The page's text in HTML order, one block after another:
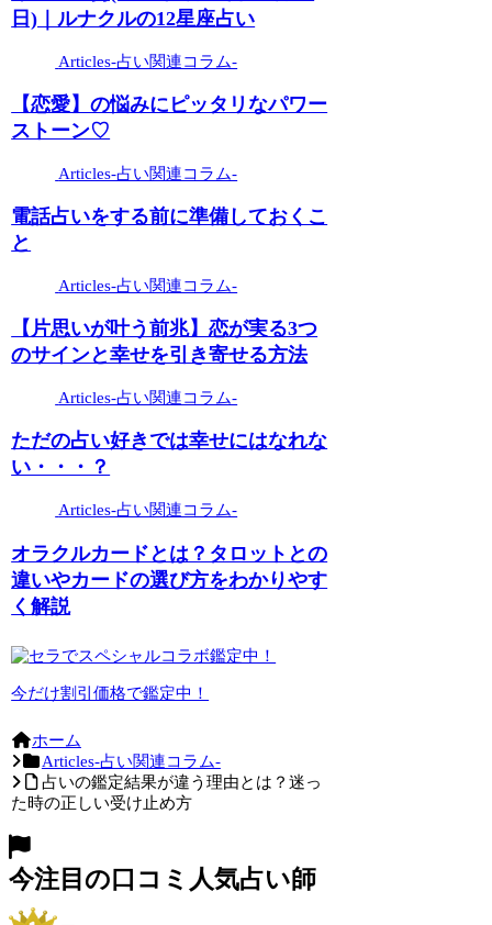
日)｜ルナクルの12星座占い
Articles-占い関連コラム-
【恋愛】の悩みにピッタリなパワー
ストーン♡
Articles-占い関連コラム-
電話占いをする前に準備しておくこ
と
Articles-占い関連コラム-
【片思いが叶う前兆】恋が実る3つ
のサインと幸せを引き寄せる方法
Articles-占い関連コラム-
ただの占い好きでは幸せにはなれな
い・・・？
Articles-占い関連コラム-
オラクルカードとは？タロットとの
違いやカードの選び方をわかりやす
く解説
今だけ割引価格で鑑定中！
ホーム
Articles-占い関連コラム-
占いの鑑定結果が違う理由とは？迷っ
た時の正しい受け止め方
今注目の口コミ人気占い師